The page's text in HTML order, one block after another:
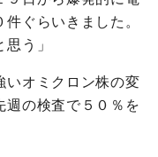
ぐらいきました。
う」
オミクロン株の変
週の検査で５０％を